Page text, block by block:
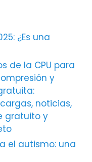
¿Es una
de la CPU para
y
noticias,
gratuito y
el autismo: una